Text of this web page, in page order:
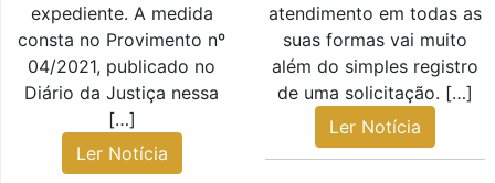
expediente. A medida
consta no Provimento nº
04/2021, publicado no
Diário da Justiça nessa
[…]
Ler Notícia
atendimento em todas as
suas formas vai muito
além do simples registro
de uma solicitação. […]
Ler Notícia